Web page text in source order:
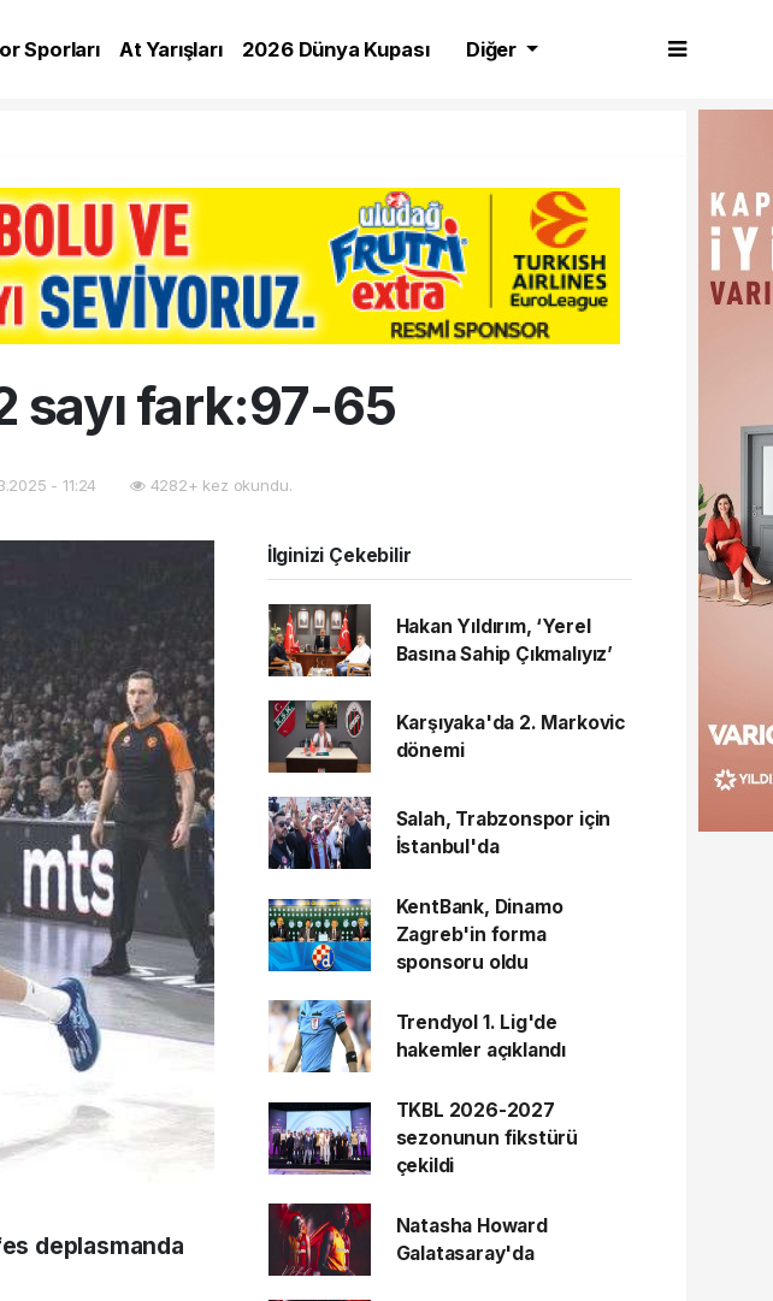
Sporları At Yarışları
2026 Dünya Kupası
Diğer
sayı fark:97-65
- 11:24 4282+ kez okundu.
deplasmanda
İlginizi Çekebilir
Hakan Yıldırım, ‘Yerel
Basına Sahip Çıkmalıyız’
Karşıyaka'da 2. Markovic
dönemi
Salah, Trabzonspor için
İstanbul'da
KentBank, Dinamo
Zagreb'in forma
sponsoru oldu
Trendyol 1. Lig'de
hakemler açıklandı
TKBL 2026-2027
sezonunun fikstürü
çekildi
Natasha Howard
Galatasaray'da